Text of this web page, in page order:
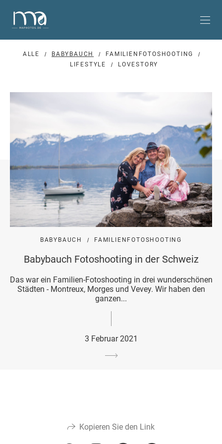
ALLE BABYBAUCH
FAMILIENFOTOSHOOTING
LIFESTYLE
LOVESTORY
BABYBAUCH FAMILIENFOTOSHOOTING
Babybauch Fotoshooting in der Schweiz
Das war ein Familien-Fotoshooting in drei wunderschönen
Städten - Montreux, Morges und Vevey. Wir haben den
ganzen...
3 Februar 2021
Kopieren Sie den Link